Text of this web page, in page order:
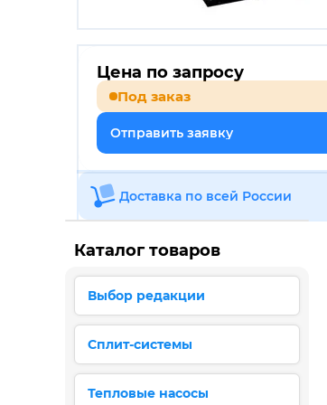
Цена по запросу
Под заказ
Отправить заявку
Доставка по всей России
Каталог товаров
Выбор редакции
Сплит-системы
Тепловые насосы